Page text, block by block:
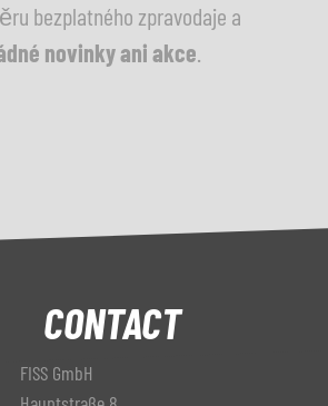
bezplatného zpravodaje a
novinky ani akce
CONTACT
FISS GmbH